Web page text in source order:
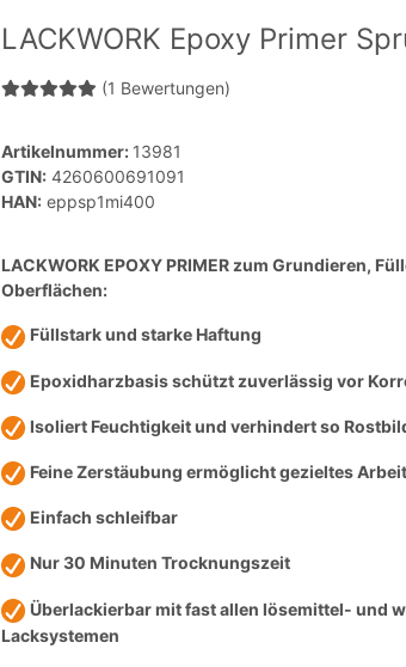
LACKWORK Epoxy Primer
(1 Bewertungen)
Artikelnummer: 13981
GTIN: 4260600691091
HAN: eppsp1mi400
LACKWORK EPOXY PRIMER zum Grundieren,
Oberflächen:
Füllstark und starke Haftung
Epoxidharzbasis schützt zuverlässig vor
Isoliert Feuchtigkeit und verhindert so
Feine Zerstäubung ermöglicht gezieltes
Einfach schleifbar
Nur 30 Minuten Trocknungszeit
Überlackierbar mit fast allen lösemittel- und
Lacksystemen